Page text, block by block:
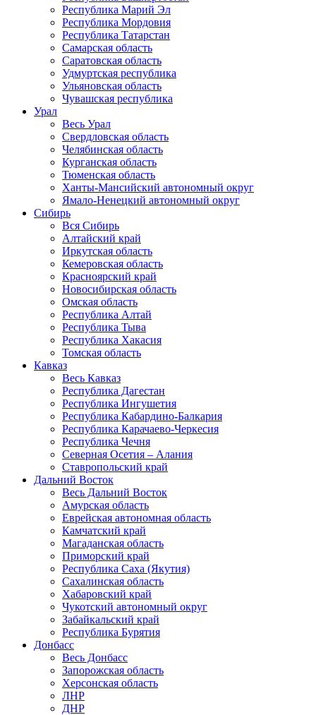
Республика Марий Эл
Республика Мордовия
Республика Татарстан
Самарская область
Саратовская область
Удмуртская республика
Ульяновская область
Чувашская республика
Урал
Весь Урал
Свердловская область
Челябинская область
Курганская область
Тюменская область
Ханты-Мансийский автономный округ
Ямало-Ненецкий автономный округ
Сибирь
Вся Сибирь
Алтайский край
Иркутская область
Кемеровская область
Красноярский край
Новосибирская область
Омская область
Республика Алтай
Республика Тыва
Республика Хакасия
Томская область
Кавказ
Весь Кавказ
Республика Дагестан
Республика Ингушетия
Республика Кабардино-Балкария
Республика Карачаево-Черкесия
Республика Чечня
Северная Осетия – Алания
Ставропольский край
Дальний Восток
Весь Дальний Восток
Амурская область
Еврейская автономная область
Камчатский край
Магаданская область
Приморский край
Республика Саха (Якутия)
Сахалинская область
Хабаровский край
Чукотский автономный округ
Забайкальский край
Республика Бурятия
Донбасс
Весь Донбасс
Запорожская область
Херсонская область
ЛНР
ДНР